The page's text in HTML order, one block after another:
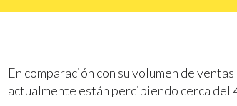
En comparación con su volumen de
actualmente están percibiendo cerca del